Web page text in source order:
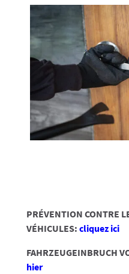
PRÉVENTION CONTRE
VÉHICULES: cliquez ici
FAHRZEUGEINBRUCH
hier